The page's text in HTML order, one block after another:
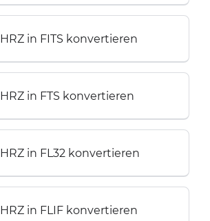
HRZ in FITS konvertieren
HRZ in FTS konvertieren
HRZ in FL32 konvertieren
HRZ in FLIF konvertieren